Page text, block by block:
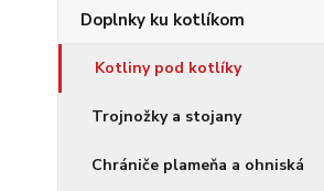
Doplnky ku kotlíkom
Kotliny pod kotlíky
Trojnožky a stojany
Chrániče plameňa a ohniská